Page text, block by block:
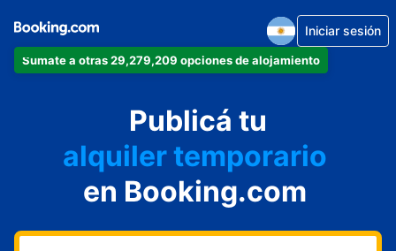
Sumate a otras 29,279,209 opciones de alojamiento
Iniciar sesión
Publicá tu
departamento
hotel
alquiler temporario
cabaña
aparthotel
en Booking.com